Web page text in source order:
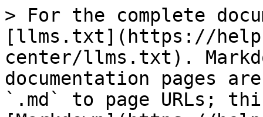
> For the complete
[llms.txt](https://
center/llms.txt).
documentation pages
`.md` to page URLs;